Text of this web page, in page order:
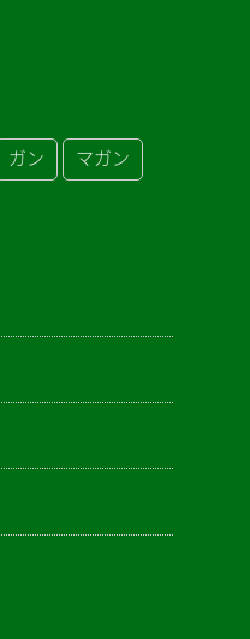
ガン マガン